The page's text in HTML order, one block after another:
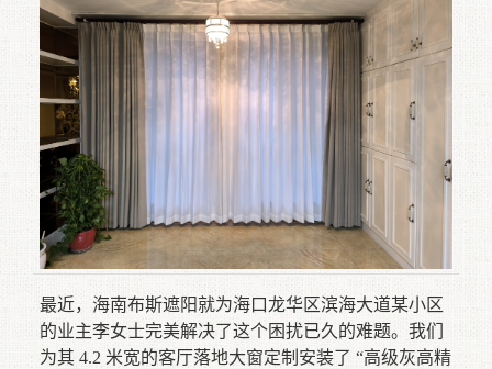
最近，海南布斯遮阳就为海口龙华区滨海大道某小区
的业主李女士完美解决了这个困扰已久的难题。我们
为其 4.2 米宽的客厅落地大窗定制安装了 “高级灰高精